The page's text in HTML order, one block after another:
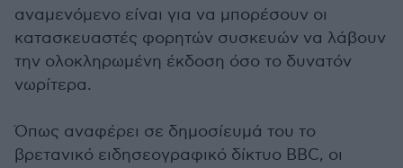
αναμενόμενο είναι για να μπορέσουν οι
κατασκευαστές φορητών συσκευών να λάβουν
την ολοκληρωμένη έκδοση όσο το δυνατόν
νωρίτερα.
Όπως αναφέρει σε δημοσίευμά του το
βρετανικό ειδησεογραφικό δίκτυο BBC, οι